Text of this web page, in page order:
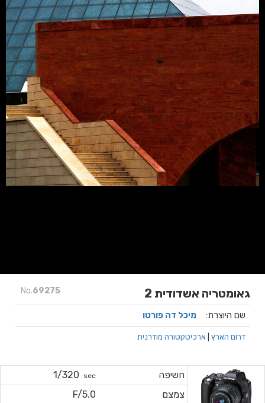
No.69275 גאומטריה אשדודית 2
שם היוצרת: מיכל דה פורטו
דרום הארץ ארכיטקטורה מודרנית
חשיפה sec
1/320
צמצם
F/5.0